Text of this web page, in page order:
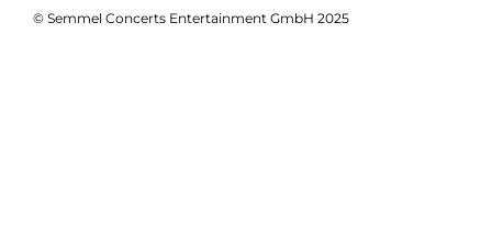
© Semmel Concerts Entertainment GmbH 2025